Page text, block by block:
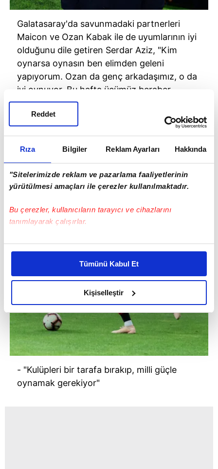
Rıza Bilgiler Reklam Ayarları Hakkında
"Sitelerimizde reklam ve pazarlama faaliyetlerinin
yürütülmesi amaçları ile çerezler kullanılmaktadır.
Bu çerezler, kullanıcıların tarayıcı ve cihazlarını
tanımlayarak çalışırlar.
Bu çerezlere izin vermeniz halinde sizlere özel
daha iyi reklam deneyimi yaşatabiliriz. Bunu yaparken
amacımızın size daha iyi bir reklam deneyimi sunmak
olduğunu ve sizlere en iyi içerikleri sunabilmek adına
elimizden gelen çabayı gösterdiğimizi ve bu noktada,
reklamların maliyetlerimizi karşılamak noktasında tek gelir
kalemimiz olduğunu sizlere hatırlatmak isteriz.
Her halükârda, kullanıcılar, bu çerezlere izin vermedikleri
gösterilmeyecektir."
Tümünü Kabul Et
Kişiselleştir
Reddet
Galatasaray'da savunmadaki partnerleri
Maicon ve Ozan Kabak ile de uyumlarının iyi
olduğunu dile getiren Serdar Aziz, "Kim
oynarsa oynasın ben elimden geleni
yapıyorum. Ozan da genç arkadaşımız, o da
iyi oynuyor. Bu hafta üçümüz beraber
oynadık. Üçümüz de gayet iyiydik. Hocamız
kime şans verirse gördüğünüz gibi herkes
elinden gelenin en iyisini yapıyor." ifadelerini
- "Kulüpleri bir tarafa bırakıp, milli güçle
oynamak gerekiyor"